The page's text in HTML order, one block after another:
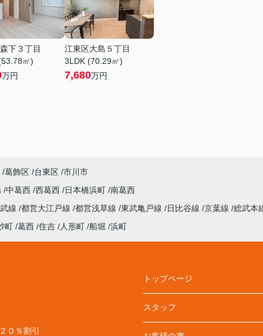
下３丁目
㎡)
万円
江東区大島５丁目
3LDK (70.29㎡)
7,680万円
葛飾区 台東区 市川市
中葛西 西葛西 日本橋浜町 南葛西
線 都営大江戸線 都営浅草線 東武亀戸線 日比谷線 京葉線 総武本
町 葛西 住吉 人形町 船堀 浜町
０％割引
トップページ
スタッフ